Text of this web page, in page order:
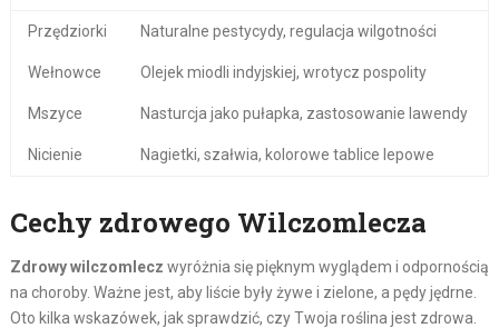
Przędziorki Naturalne pestycydy, regulacja wilgotności
Wełnowce Olejek miodli indyjskiej, wrotycz pospolity
Mszyce Nasturcja jako pułapka, zastosowanie lawendy
Nicienie Nagietki, szałwia, kolorowe tablice lepowe
Cechy zdrowego Wilczomlecza
Zdrowy wilczomlecz wyróżnia się pięknym wyglądem i odpornością
na choroby. Ważne jest, aby liście były żywe i zielone, a pędy jędrne.
Oto kilka wskazówek, jak sprawdzić, czy Twoja roślina jest zdrowa.